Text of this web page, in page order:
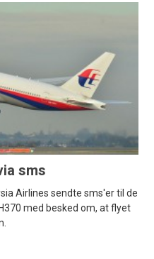
sms
Airlines sendte sms'er til de
med besked om, at flyet